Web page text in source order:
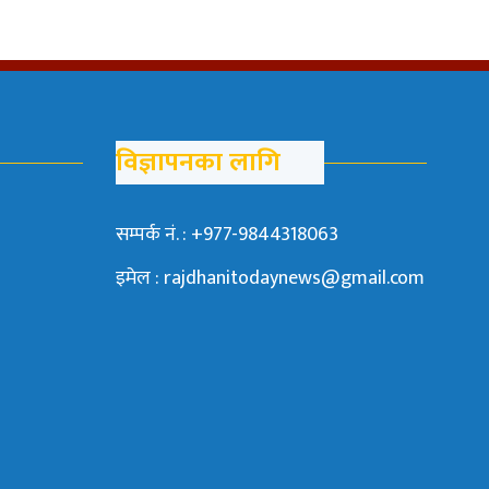
विज्ञापनका लागि
सम्पर्क नं. : +977-9844318063
इमेल : rajdhanitodaynews@gmail.com